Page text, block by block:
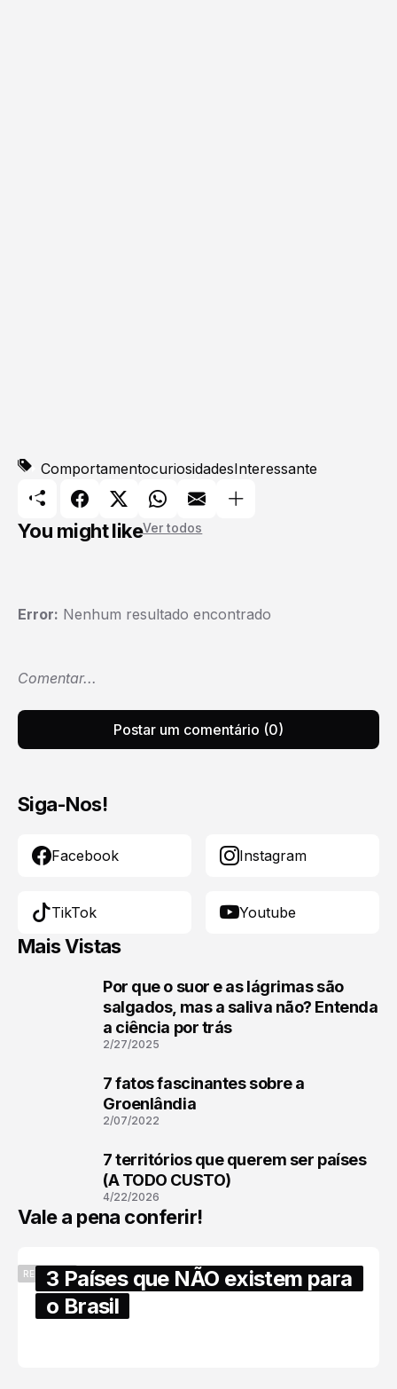
ComportamentocuriosidadesInteressante
You might likeVer todos
Error: Nenhum resultado encontrado
Comentar...
Postar um comentário (0)
Siga-Nos!
Facebook Instagram
TikTok Youtube
Mais Vistas
Por que o suor e as lágrimas são
salgados, mas a saliva não? Entenda
a ciência por trás
2/27/2025
7 fatos fascinantes sobre a
Groenlândia
2/07/2022
7 territórios que querem ser países
(A TODO CUSTO)
4/22/2026
Vale a pena conferir!
RECENTES3 Países que NÃO existem para
o Brasil